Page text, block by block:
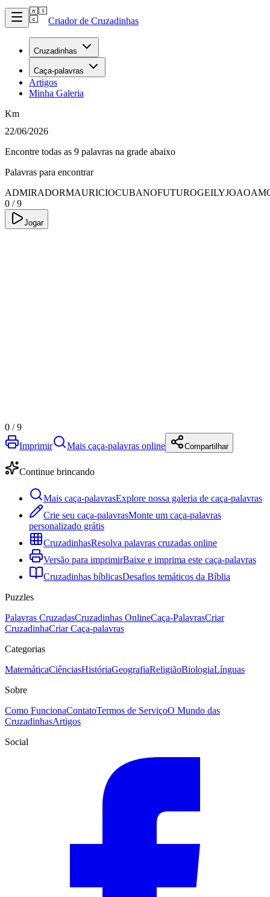
Criador de Cruzadinhas
Cruzadinhas
Caça-palavras
Artigos
Minha Galeria
Km
22/06/2026
Encontre todas as 9 palavras na grade abaixo
Palavras para encontrar
ADMIRADORMAURICIOCUBANOFUTUROGEILYJOAO
0 /9
Jogar
0 /9
Imprimir
Mais caça-palavras online Compartilhar
Continue brincando
Mais caça-palavrasExplore nossa galeria de caça-palavras
Crie seu caça-palavrasMonte um caça-palavras
personalizado grátis
CruzadinhasResolva palavras cruzadas online
Versão para imprimirBaixe e imprima este caça-palavras
Cruzadinhas bíblicasDesafios temáticos da Bíblia
Puzzles
Palavras CruzadasCruzadinhas OnlineCaça-PalavrasCriar
CruzadinhaCriar Caça-palavras
Categorias
MatemáticaCiênciasHistóriaGeografiaReligiãoBiologiaLínguas
Sobre
Como FuncionaContatoTermos de ServiçoO Mundo das
CruzadinhasArtigos
Social